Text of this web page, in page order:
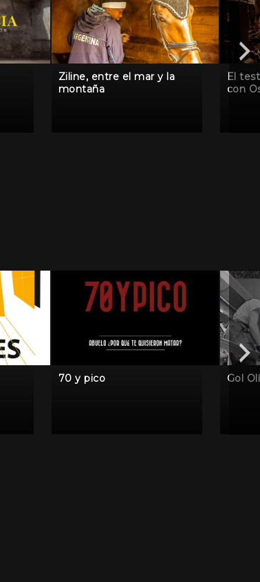
Ziline, entre el mar y la
montaña
El
con
70 y pico Gol